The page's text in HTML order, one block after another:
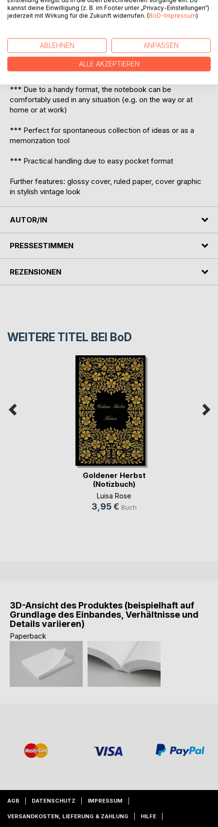
Notebook for all friends of classy and noble vintage design
for yourself.
*** Notebook for fast and simple saving of instructions,
prescriptions or for all things you do not want to forget
*** Due to a handy format, the notebook can be
comfortably used in any situation (e.g. on the way or at
home or at work)
*** Perfect for spontaneous collection of ideas or as a
memorization tool
*** Practical handling due to easy pocket format
Further features: glossy cover, ruled paper, cover graphic
in stylish vintage look
AUTOR/IN
PRESSESTIMMEN
REZENSIONEN
WEITERE TITEL BEI BoD
Goldener Herbst
(Notizbuch)
Luisa Rose
3,95 € Buch
3D-Ansicht des Produktes (beispielhaft auf
Grundlage des Einbandes, Verhältnisse und
Details variieren)
Paperback
AGB DATENSCHUTZ IMPRESSUM
VERSANDKOSTEN, LIEFERUNG & ZAHLUNG HILFE
kannst deine Einwilligung (z. B. im Footer unter „Privacy-Einstellungen“)
jederzeit mit Wirkung für die Zukunft widerrufen. (BoD-Impressum)
ABLEHNEN ANPASSEN
ALLE AKZEPTIEREN